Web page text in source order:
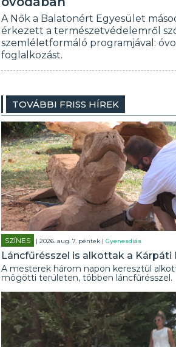
A Nők a Balatonért Egyesület
érkezett a természetvédelemről
szemléletformáló programjával:
foglalkozást.
TOVÁBBI FRISS HÍREK
SZÍNES | 2026. aug. 7. péntek |Gyenesdiás
Láncfűrésszel is alkottak a Kárpáti
A mesterek három napon keresztül
mögötti területen, többen láncfűrésszel.